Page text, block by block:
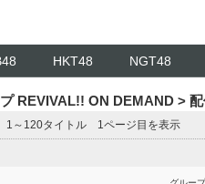
HKT48 NGT48
REVIVAL!! ON DEMAND >
～120タイトル 1ページ目を表示